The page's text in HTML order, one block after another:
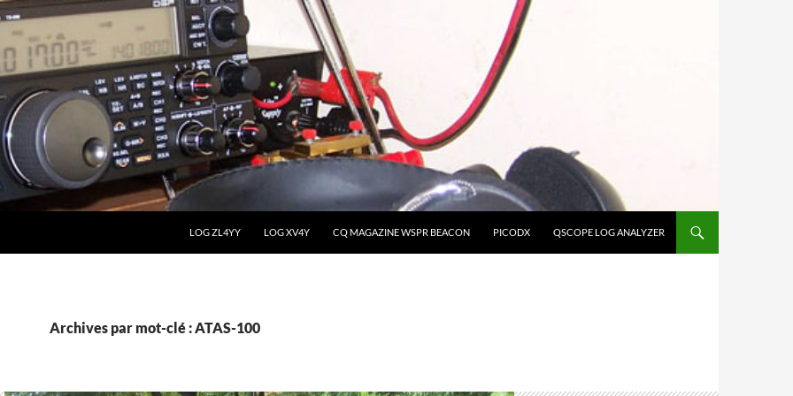
LOG ZL4YY LOG XV4Y CQ MAGAZINE WSPR BEACON PICODX QSCOPE LOG ANALYZER
Archives par mot-clé : ATAS-100